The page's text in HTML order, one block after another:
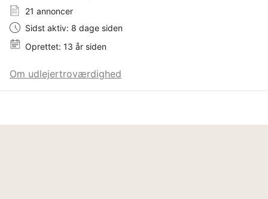
21 annoncer
Sidst aktiv: 8 dage siden
Oprettet: 13 år siden
Om udlejertroværdighed